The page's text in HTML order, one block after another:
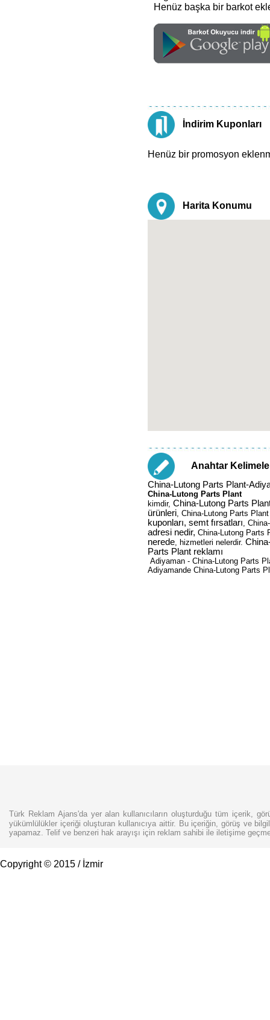
Henüz başka bir barkot
İndirim Kuponları
Henüz bir promosyon
Harita Konumu
Anahtar
China-Lutong Parts Plant-
China-Lutong Parts Plant
kimdir, China-Lutong Parts
ürünleri, China-Lutong Parts
kuponları, semt fırsatları,
adresi nedir, China-Lutong Parts
nerede, hizmetleri nelerdir.
Parts Plant reklamı
Adiyaman - China-Lutong Parts
Adiyamande China-Lutong Parts
Türk Reklam Ajans'da yer alan kullanıcıların oluşturduğu tüm içerik,
yükümlülükler içeriği oluşturan kullanıcıya aittir. Bu içeriğin, görüş ve
yapamaz. Telif ve benzeri hak arayışı için reklam sahibi ile iletişime
Copyright © 2015 / İzmir